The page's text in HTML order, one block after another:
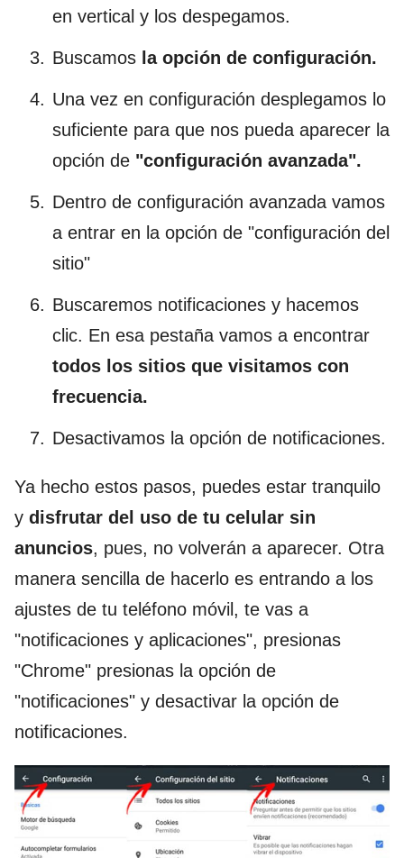
en vertical y los despegamos.
Buscamos la opción de configuración.
Una vez en configuración desplegamos lo
suficiente para que nos pueda aparecer la
opción de "configuración avanzada".
Dentro de configuración avanzada vamos
a entrar en la opción de "configuración del
sitio"
Buscaremos notificaciones y hacemos
clic. En esa pestaña vamos a encontrar
todos los sitios que visitamos con
frecuencia.
Desactivamos la opción de notificaciones.
Ya hecho estos pasos, puedes estar tranquilo
y disfrutar del uso de tu celular sin
anuncios, pues, no volverán a aparecer. Otra
manera sencilla de hacerlo es entrando a los
ajustes de tu teléfono móvil, te vas a
"notificaciones y aplicaciones", presionas
"Chrome" presionas la opción de
"notificaciones" y desactivar la opción de
notificaciones.